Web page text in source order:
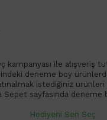
kampanyası ile alışveriş
deneme boy
istediğiniz
Sepet sayfasında deneme
Hediyeni Sen Seç